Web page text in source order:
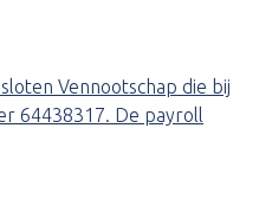
Vennootschap die bij
64438317. De payroll